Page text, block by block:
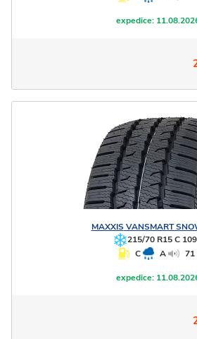
expedice:
MAXXISVANSMART
215/70 R15 C
C
A 71
expedice: